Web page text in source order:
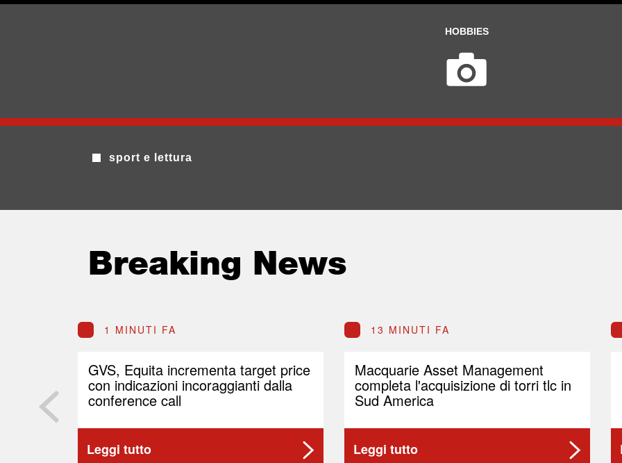
HOBBIES
sport e lettura
Breaking News
1 MINUTI FA
GVS, Equita incrementa target price
con indicazioni incoraggianti dalla
conference call
Leggi tutto
13 MINUTI FA
Macquarie Asset Management
completa l'acquisizione di torri tlc in
Sud America
Leggi tutto